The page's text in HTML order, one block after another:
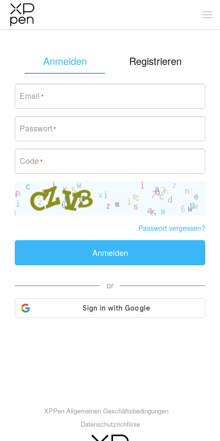
Anmelden Registrieren
Email *
Passwort*
Code *
Passwort vergessen?
Anmelden
or
XPPen Allgemeinen Geschäftsbedingungen
Datenschutzrichtlinie